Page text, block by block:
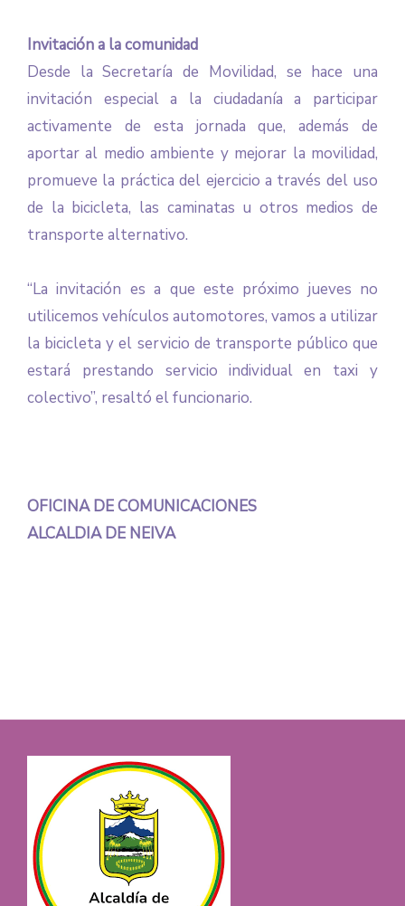
Invitación a la comunidad
Desde la Secretaría de Movilidad, se hace una
invitación especial a la ciudadanía a participar
activamente de esta jornada que, además de
aportar al medio ambiente y mejorar la movilidad,
promueve la práctica del ejercicio a través del uso
de la bicicleta, las caminatas u otros medios de
transporte alternativo.
“La invitación es a que este próximo jueves no
utilicemos vehículos automotores, vamos a utilizar
la bicicleta y el servicio de transporte público que
estará prestando servicio individual en taxi y
colectivo”, resaltó el funcionario.
OFICINA DE COMUNICACIONES
ALCALDIA DE NEIVA